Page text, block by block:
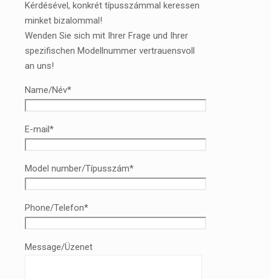
Kérdésével, konkrét típusszámmal keressen
minket bizalommal!
Wenden Sie sich mit Ihrer Frage und Ihrer
spezifischen Modellnummer vertrauensvoll
an uns!
Name/Név*
E-mail*
Model number/Típusszám*
Phone/Telefon*
Message/Üzenet